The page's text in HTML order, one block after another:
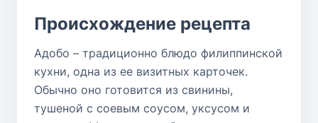
Происхождение рецепта
Адобо – традиционно блюдо филиппинской
кухни, одна из ее визитных карточек.
Обычно оно готовится из свинины,
тушеной с соевым соусом, уксусом и